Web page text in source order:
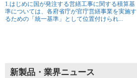
1.はじめに国が発注する営繕工事に関する積算基
準については、各府省庁が官庁営繕事業を実施す
るための「統一基準」として位置付けられ...
新製品・業界ニュース